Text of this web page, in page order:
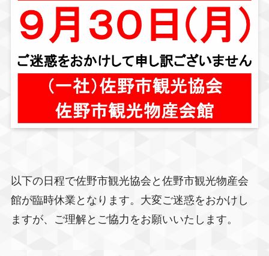
以下の日程で佐野市観光協会と佐野市観光物産会
館が臨時休業となります。大変ご迷惑をおかけし
ますが、ご理解とご協力をお願いいたします。